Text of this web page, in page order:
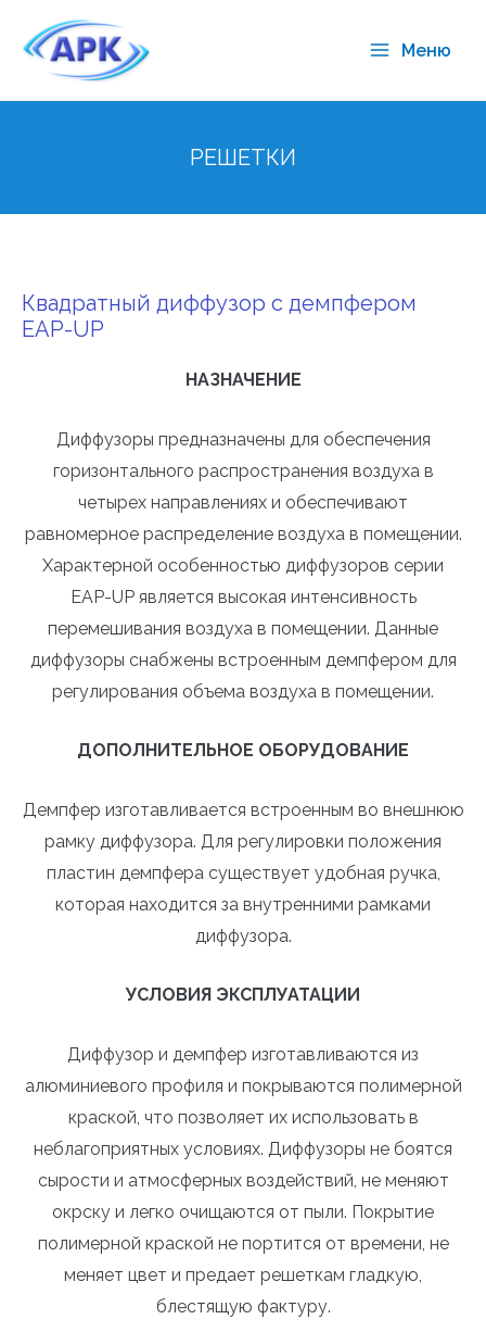
Меню
РЕШЕТКИ
Квадратный диффузор с демпфером
EAP-UP
НАЗНАЧЕНИЕ
Диффузоры предназначены для обеспечения
горизонтального распространения воздуха в
четырех направлениях и обеспечивают
равномерное распределение воздуха в помещении.
Характерной особенностью диффузоров серии
EAP-UP является высокая интенсивность
перемешивания воздуха в помещении. Данные
диффузоры снабжены встроенным демпфером для
регулирования объема воздуха в помещении.
ДОПОЛНИТЕЛЬНОЕ ОБОРУДОВАНИЕ
Демпфер изготавливается встроенным во внешнюю
рамку диффузора. Для регулировки положения
пластин демпфера существует удобная ручка,
которая находится за внутренними рамками
диффузора.
УСЛОВИЯ ЭКСПЛУАТАЦИИ
Диффузор и демпфер изготавливаются из
алюминиевого профиля и покрываются полимерной
краской, что позволяет их использовать в
неблагоприятных условиях. Диффузоры не боятся
сырости и атмосферных воздействий, не меняют
окрску и легко очищаются от пыли. Покрытие
полимерной краской не портится от времени, не
меняет цвет и предает решеткам гладкую,
блестящую фактуру.